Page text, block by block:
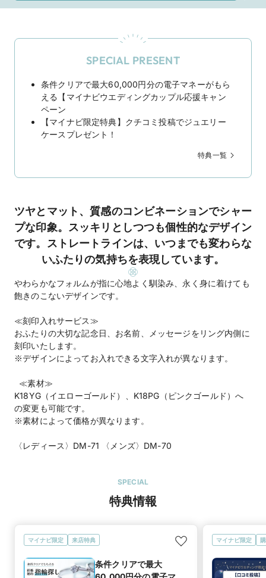
SPECIAL PRESENT
条件クリアで最大60,000円分の電子マネーがもら
える【マイナビウエディングカップル応援キャン
ペーン
【マイナビ限定特典】クチコミ投稿でジュエリー
ケースプレゼント！
特典一覧
ツヤとマット、質感のコンビネーションでシャー
プな印象。スッキリとしつつも個性的なデザイン
です。ストレートラインは、いつまでも変わらな
いふたりの気持ちを表現しています。
やわらかなフォルムが指に心地よく馴染み、永く身に着けても
飽きのこないデザインです。
≪刻印入れサービス≫
おふたりの大切な記念日、お名前、メッセージをリング内側に
刻印いたします。
※デザインによってお入れできる文字入れが異なります。
≪素材≫
K18YG（イエローゴールド）、K18PG（ピンクゴールド）へ
の変更も可能です。
※素材によって価格が異なります。
〈レディース〉DM-71 〈メンズ〉DM-70
SPECIAL
特典情報
マイナビ限定 来店特典
条件クリアで最大
マイナビ限定